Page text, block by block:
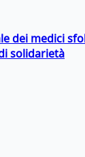
dei medici
solidarietà